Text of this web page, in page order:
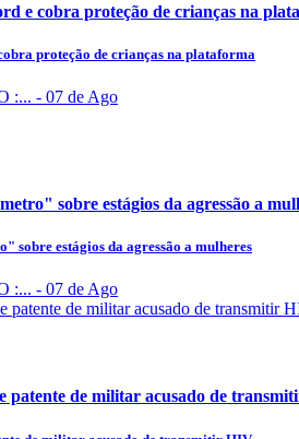
e cobra proteção de crianças na
proteção de crianças na plataforma
:... - 07 de Ago
sobre estágios da agressão a
sobre estágios da agressão a mulheres
:... - 07 de Ago
patente de militar acusado de